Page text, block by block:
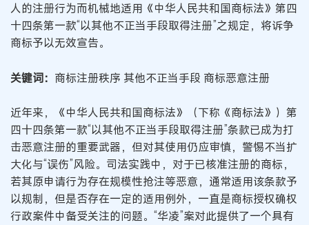
人的注册行为而机械地适用《中华人民共和国商标法》第四
十四条第一款“以其他不正当手段取得注册”之规定，将诉争
商标予以无效宣告。
关键词： 商标注册秩序 其他不正当手段 商标恶意注册
近年来，《中华人民共和国商标法》（下称《商标法》）第
四十四条第一款“以其他不正当手段取得注册”条款已成为打
击恶意注册的重要武器，但对其使用仍应审慎，警惕不当扩
大化与“误伤”风险。司法实践中，对于已核准注册的商标，
若其原申请行为存在规模性抢注等恶意，通常适用该条款予
以规制，但是否存在一定的适用例外，一直是商标授权确权
行政案件中备受关注的问题。“华凌”案对此提供了一个具有